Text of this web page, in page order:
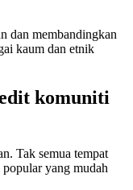
dan membandingkan
kaum dan etnik
komuniti
Tak semua tempat
yang mudah